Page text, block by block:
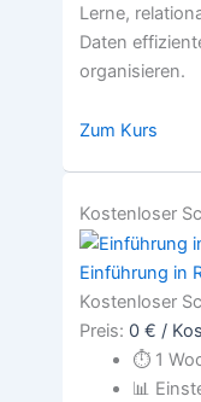
Lerne,
Daten
organisieren.
Zum Kurs
Kostenloser
Einführung in
Kostenloser
Preis: 0 € /
⏱1
📊